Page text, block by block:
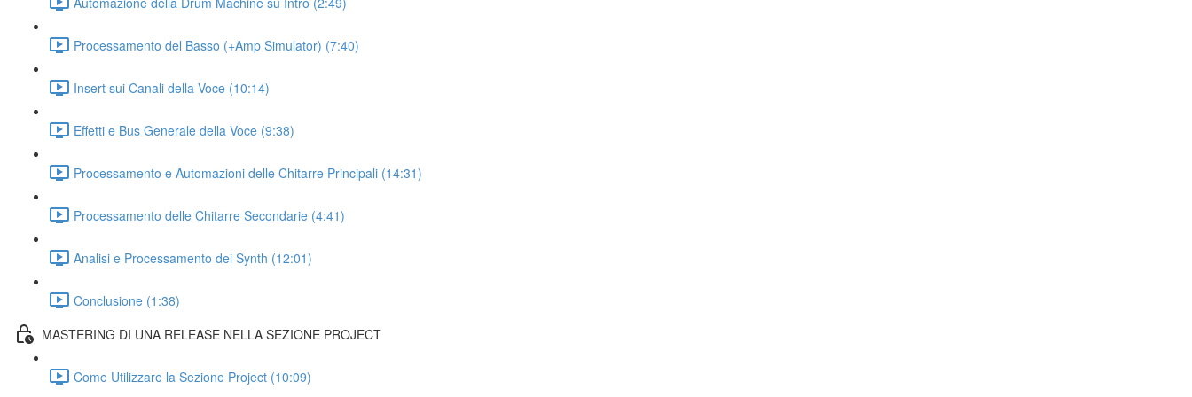
Processamento del Basso (+Amp Simulator) (7:40)
Insert sui Canali della Voce (10:14)
Effetti e Bus Generale della Voce (9:38)
Processamento e Automazioni delle Chitarre Principali (14:31)
Processamento delle Chitarre Secondarie (4:41)
Analisi e Processamento dei Synth (12:01)
Conclusione (1:38)
MASTERING DI UNA RELEASE NELLA SEZIONE PROJECT
Come Utilizzare la Sezione Project (10:09)